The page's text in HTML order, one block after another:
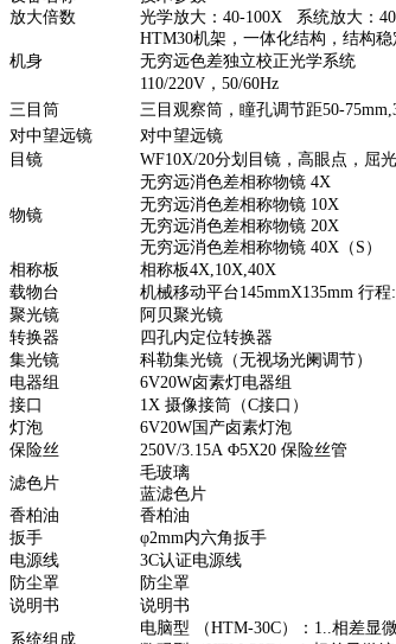
放大倍数
光学放大：40-100X 系统放大：
机身
HTM30机架，一体化结构，结构
无穷远色差独立校正光学系统
110/220V ，50/60Hz
三目筒
三目观察筒，瞳孔调节距50-
对中望远镜
对中望远镜
目镜
WF10X/20分划目镜，高眼点，屈
物镜
无穷远消色差相称物镜4X
无穷远消色差相称物镜 10X
无穷远消色差相称物镜20X
无穷远消色差相称物镜40X（S）
相称板
相称板4X,10X,40X
载物台
机械移动平台145mmX135mm行程
聚光镜
阿贝聚光镜
转换器
四孔内定位转换器
集光镜
科勒集光镜（无视场光阑调节）
电器组
6V20W卤素灯电器组
接口
1X摄像接筒（C接口）
灯泡
6V20W国产卤素灯泡
保险丝
250V/3.15AΦ5X20保险丝管
滤色片
毛玻璃
蓝滤色片
香柏油
香柏油
扳手
φ2mm内六角扳手
电源线
3C认证电源线
防尘罩
防尘罩
说明书
说明书
系统组成
电脑型 （HTM-30C） ： 1..相差显